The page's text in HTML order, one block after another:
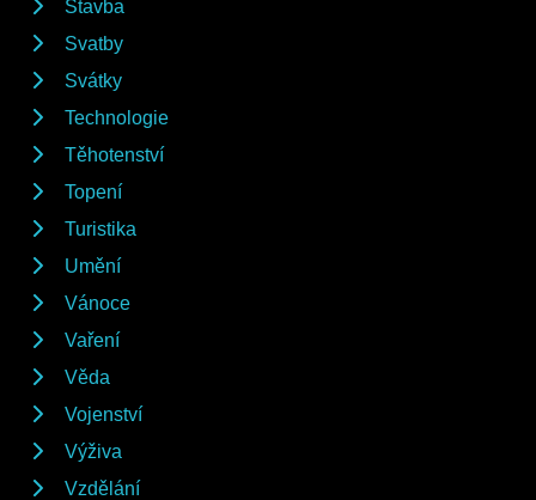
Stavba
Svatby
Svátky
Technologie
Těhotenství
Topení
Turistika
Umění
Vánoce
Vaření
Věda
Vojenství
Výživa
Vzdělání